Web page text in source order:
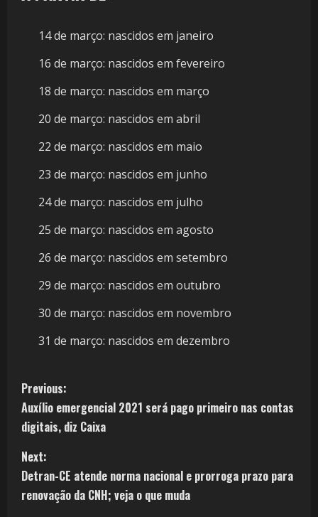
14 de março: nascidos em janeiro
16 de março: nascidos em fevereiro
18 de março: nascidos em março
20 de março: nascidos em abril
22 de março: nascidos em maio
23 de março: nascidos em junho
24 de março: nascidos em julho
25 de março: nascidos em agosto
26 de março: nascidos em setembro
29 de março: nascidos em outubro
30 de março: nascidos em novembro
31 de março: nascidos em dezembro
Previous:
Auxílio emergencial 2021 será pago primeiro nas contas
digitais, diz Caixa
Next:
Detran-CE atende norma nacional e prorroga prazo para
renovação da CNH; veja o que muda